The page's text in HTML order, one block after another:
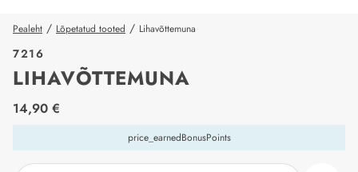
Pealeht / Lõpetatud tooted / Lihavõttemuna
7216
LIHAVÕTTEMUNA
price_label
14,90 €
price_earnedBonusPoints